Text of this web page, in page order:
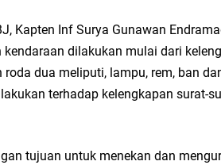
Donasikan Rp10,36 Juta, Perkuat Keberlanjutan
Satu Suro di Dusun Kedungsekar Lor,
Gresik Wongso Negoro Sambut Tahun
Gresik Mujid Riduan Sampaikan Doa dan
Kapten Inf Surya Gunawan
kendaraan dilakukan mulai dari
dua meliputi, lampu, rem, ban
terhadap kelengkapan surat-
tujuan untuk menekan dan